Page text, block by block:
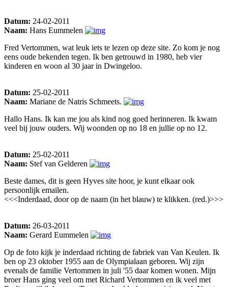
Datum: 24-02-2011
Naam: Hans Eummelen
Fred Vertommen, wat leuk iets te lezen op deze site. Zo kom je nog
eens oude bekenden tegen. Ik ben getrouwd in 1980, heb vier
kinderen en woon al 30 jaar in Dwingeloo.
Datum: 25-02-2011
Naam: Mariane de Natris Schmeets.
Hallo Hans. Ik kan me jou als kind nog goed herinneren. Ik kwam
veel bij jouw ouders. Wij woonden op no 18 en jullie op no 12.
Datum: 25-02-2011
Naam: Stef van Gelderen
Beste dames, dit is geen Hyves site hoor, je kunt elkaar ook
persoonlijk emailen.
<<<Inderdaad, door op de naam (in het blauw) te klikken. (red.)>>>
Datum: 26-03-2011
Naam: Gerard Eummelen
Op de foto kijk je inderdaad richting de fabriek van Van Keulen. Ik
ben op 23 oktober 1955 aan de Olympialaan geboren. Wij zijn
evenals de familie Vertommen in juli '55 daar komen wonen. Mijn
broer Hans ging veel om met Richard Vertommen en ik veel met